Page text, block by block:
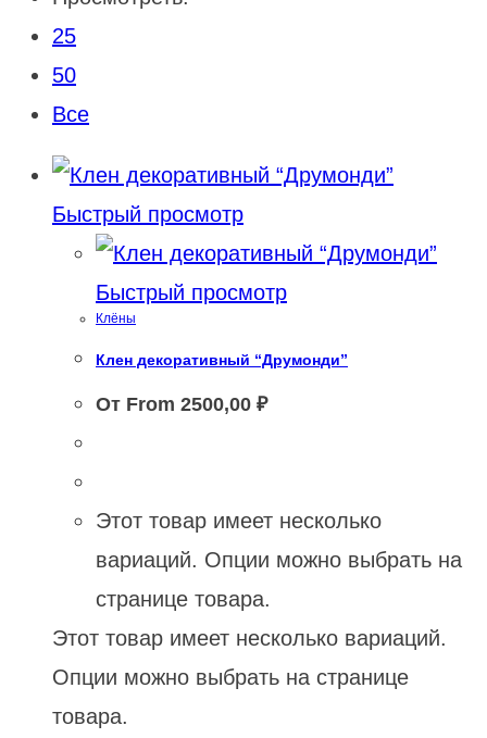
25
50
Все
Быстрый просмотр
Быстрый просмотр
Клёны
Клен декоративный “Друмонди”
От From 2500,00 ₽
Этот товар имеет несколько
вариаций. Опции можно выбрать на
странице товара.
Этот товар имеет несколько вариаций.
Опции можно выбрать на странице
товара.